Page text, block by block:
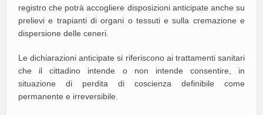
registro che potrà accogliere disposizioni anticipate anche su
prelievi e trapianti di organi o tessuti e sulla cremazione e
dispersione delle ceneri.
Le dichiarazioni anticipate si riferiscono ai trattamenti sanitari
che il cittadino intende o non intende consentire, in
situazione di perdita di coscienza definibile come
permanente e irreversibile.